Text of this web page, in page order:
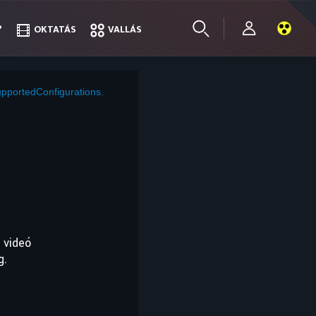
OKTATÁS VALLÁS
OKTATÁS VALLÁS